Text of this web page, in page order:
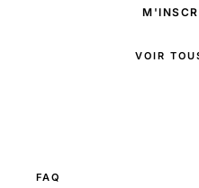
VOIR
FAQ